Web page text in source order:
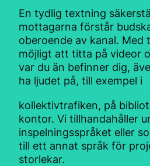
En tydlig textning
mottagarna förstår
oberoende av kanal. Med
möjligt att titta på videor
var du än befinner dig,
ha ljudet på, till exempel i
kollektivtrafiken, på
kontor. Vi tillhandahåller
inspelningsspråket eller
till ett annat språk för
storlekar.